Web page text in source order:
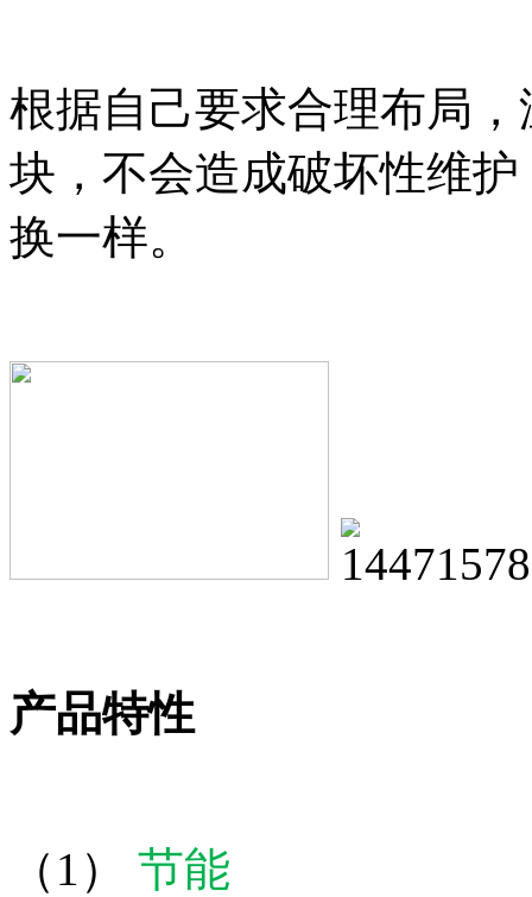
根据自己要求合理布局
块，不会造成破坏性维
换一样。
产品特性
（1） 节能